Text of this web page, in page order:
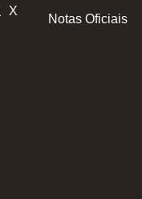
X
Notas Oficiais